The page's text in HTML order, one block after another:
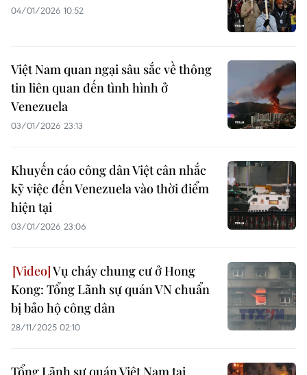
04/01/2026 10:52
Việt Nam quan ngại sâu sắc về thông
tin liên quan đến tình hình ở
Venezuela
03/01/2026 23:13
Khuyến cáo công dân Việt cân nhắc
kỹ việc đến Venezuela vào thời điểm
hiện tại
03/01/2026 23:06
Vụ cháy chung cư ở Hong
Kong: Tổng Lãnh sự quán VN chuẩn
bị bảo hộ công dân
28/11/2025 02:10
Tổng Lãnh sự quán Việt Nam tại